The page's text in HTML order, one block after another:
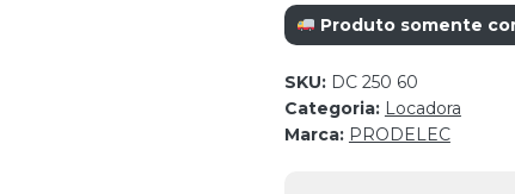
Produto somente
SKU: DC 250 60
Categoria: Locadora
Marca: PRODELEC